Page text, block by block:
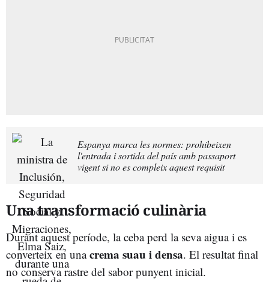
Espanya marca les normes: prohibeixen
l'entrada i sortida del país amb passaport
vigent si no es compleix aquest requisit
Una transformació culinària
Durant aquest període, la ceba perd la seva aigua i es
converteix en unacrema suau i densa. El resultat final
no conserva rastre del sabor punyent inicial.